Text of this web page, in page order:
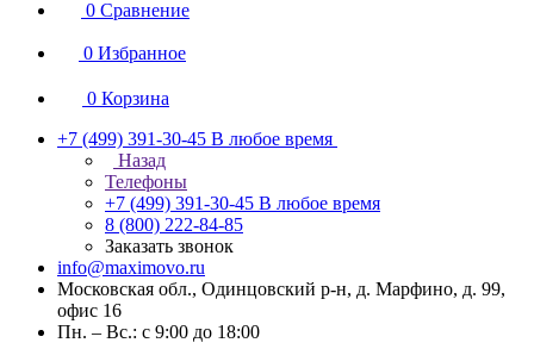
0 Сравнение
0 Избранное
0 Корзина
+7 (499) 391-30-45 В любое время
Назад
Телефоны
+7 (499) 391-30-45 В любое время
8 (800) 222-84-85
Заказать звонок
info@maximovo.ru
Московская обл., Одинцовский р-н, д. Марфино, д. 99,
офис 16
Пн. – Вс.: с 9:00 до 18:00